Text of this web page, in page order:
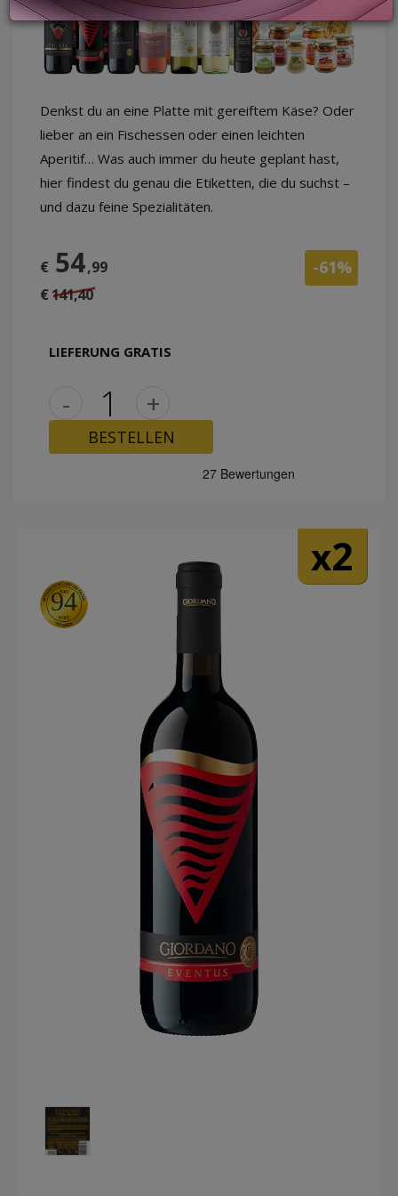
LOGIN
Denkst du an eine Platte mit gereiftem Käse? Oder
lieber an ein Fischessen oder einen leichten
Aperitif… Was auch immer du heute geplant hast,
hier findest du genau die Etiketten, die du suchst –
und dazu feine Spezialitäten.
€ 54,99 -61%
€ 141,40
LIEFERUNG GRATIS
- +
BESTELLEN
94
x2